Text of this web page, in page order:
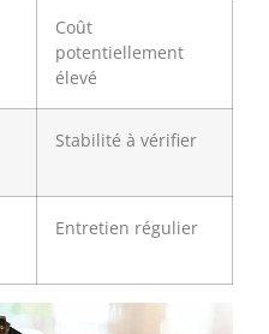
Coût
potentiellement
élevé
Stabilité à vérifier
Entretien régulier